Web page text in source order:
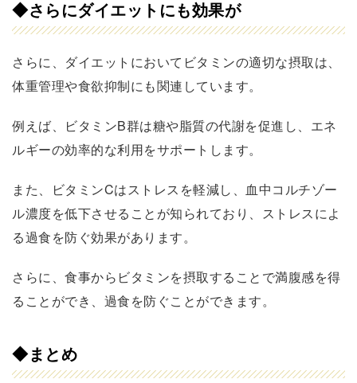
◆さらにダイエットにも効果が
さらに、ダイエットにおいてビタミンの適切な摂取は、
体重管理や食欲抑制にも関連しています。
例えば、ビタミンB群は糖や脂質の代謝を促進し、エネ
ルギーの効率的な利用をサポートします。
また、ビタミンCはストレスを軽減し、血中コルチゾー
ル濃度を低下させることが知られており、ストレスによ
る過食を防ぐ効果があります。
さらに、食事からビタミンを摂取することで満腹感を得
ることができ、過食を防ぐことができます。
◆まとめ